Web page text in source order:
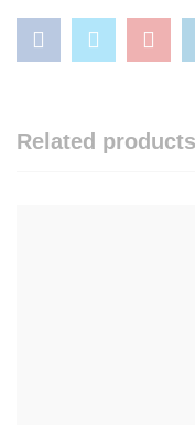
Related products